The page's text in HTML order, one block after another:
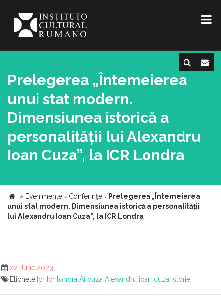
Prelegerea „Întemeierea
unui stat modern.
Dimensiunea istorică a
personalității lui Alexandru
Ioan Cuza”, la ICR Londra
» Evenimente › Conferinţe › Prelegerea „Întemeierea
unui stat modern. Dimensiunea istorică a personalității
lui Alexandru Ioan Cuza”, la ICR Londra
22 June 2023
Etichete Icr Icr londra Ai cuza Alexandru ioan cuza Istorie